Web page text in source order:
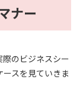
ナー
のビジネスシー
スを見ていきま